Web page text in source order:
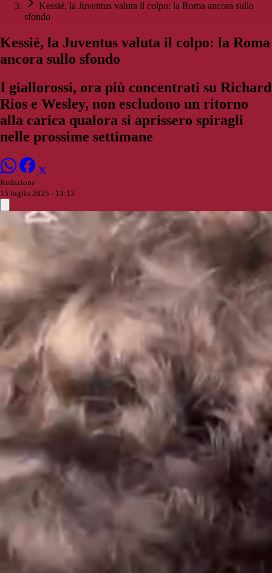
Kessié, la Juventus valuta il colpo: la Roma ancora sullo
sfondo
Kessié, la Juventus valuta il colpo: la Roma
ancora sullo sfondo
I giallorossi, ora più concentrati su Richard
Rios e Wesley, non escludono un ritorno
alla carica qualora si aprissero spiragli
nelle prossime settimane
Redazione
15 luglio 2025 - 13:13